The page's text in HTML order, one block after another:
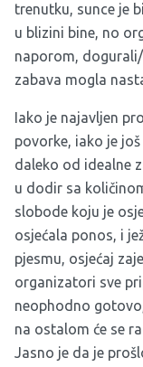
trenutku, sunce je
u blizini bine, no
naporom,
zabava mogla
Iako je najavljen
povorke, iako je
daleko od idealne
u dodir sa
slobode koju je
osjećala ponos, i
pjesmu, osjećaj
organizatori sve
neophodno
na ostalom će se
Jasno je da je